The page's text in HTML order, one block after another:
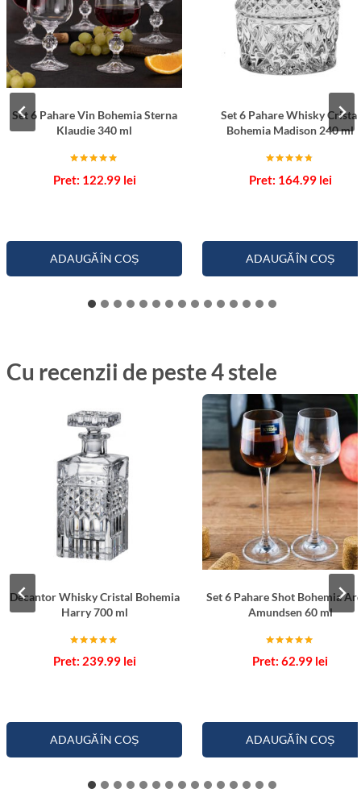
Set 6 Pahare Vin Bohemia Sterna
Klaudie 340 ml
5.00
122.99 lei
ADAUGĂ ÎN COȘ
Set 6 Pahare Whisky Cristal
Bohemia Madison 240 ml
4.67
164.99 lei
ADAUGĂ ÎN COȘ
Cu recenzii de peste 4 stele
Decantor Whisky Cristal Bohemia
Harry 700 ml
5.00
239.99 lei
ADAUGĂ ÎN COȘ
Set 6 Pahare Shot Bohemia
Amundsen 60 ml
5.00
62.99 lei
ADAUGĂ ÎN COȘ